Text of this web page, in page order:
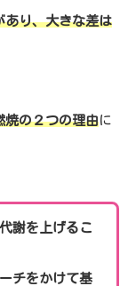
あり、大きな差は
焼の２つの理由に
謝を上げるこ
チをかけて基